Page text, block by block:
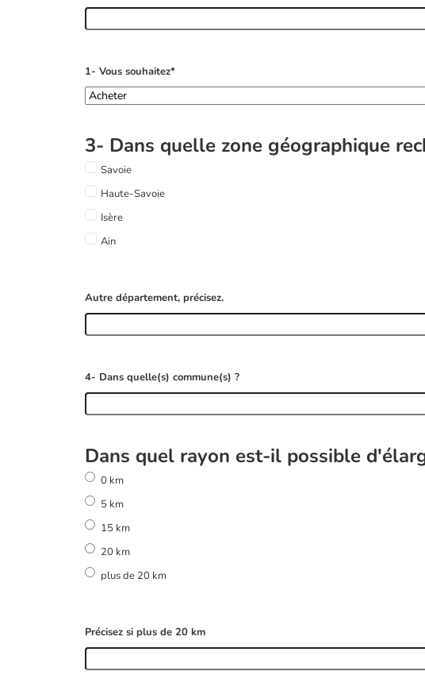
1- Vous souhaitez*
3- Dans quelle zone géographique
Savoie
Haute-Savoie
Isère
Ain
Autre département, précisez.
4- Dans quelle(s) commune(s) ?
Dans quel rayon est-il possible
0 km
5 km
15 km
20 km
plus de 20 km
Précisez si plus de 20 km